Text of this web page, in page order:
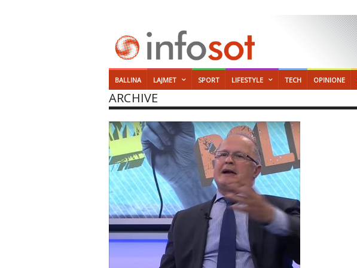
BALLINA LAJMET SPORT LIFESTYLE TECH OPINIONE
ARCHIVE